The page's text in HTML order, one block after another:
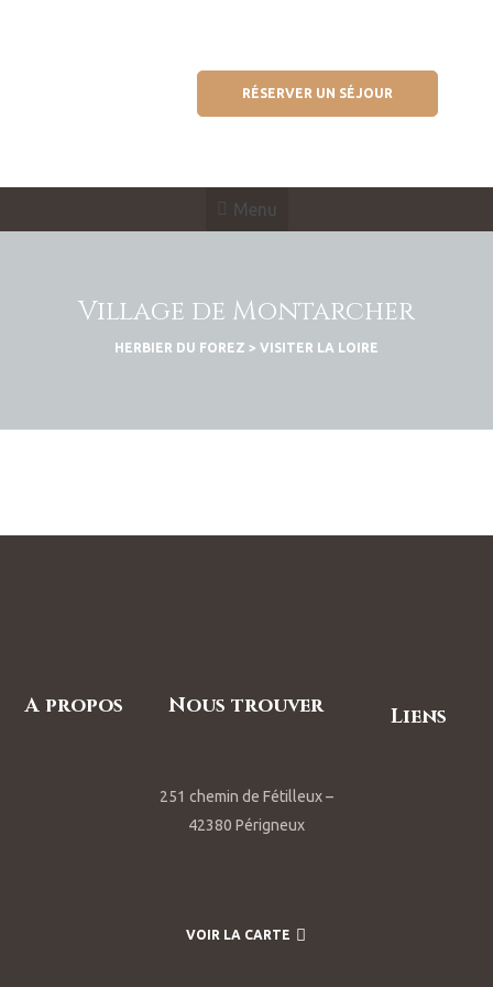
RÉSERVER UN SÉJOUR
Menu
Village de Montarcher
HERBIER DU FOREZ > VISITER LA LOIRE
A propos Nous trouver
251 chemin de Fétilleux –
42380 Périgneux
VOIR LA CARTE
Liens